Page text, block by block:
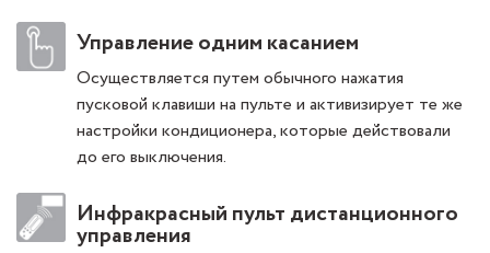
Управление одним касанием
Осуществляется путем обычного нажатия
пусковой клавиши на пульте и активизирует те же
настройки кондиционера, которые действовали
до его выключения.
Инфракрасный пульт дистанционного
управления